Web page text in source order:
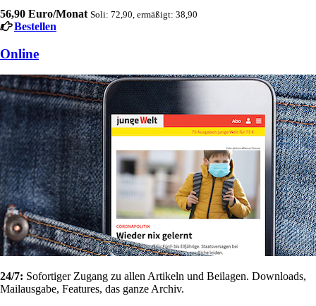
56,90 Euro/Monat Soli: 72,90, ermäßigt: 38,90
Bestellen
Online
24/7: Sofortiger Zugang zu allen Artikeln und Beilagen. Downloads,
Mailausgabe, Features, das ganze Archiv.